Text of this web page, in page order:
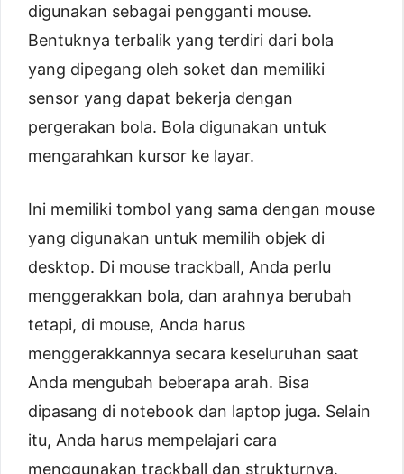
digunakan sebagai pengganti mouse.
Bentuknya terbalik yang terdiri dari bola
yang dipegang oleh soket dan memiliki
sensor yang dapat bekerja dengan
pergerakan bola. Bola digunakan untuk
mengarahkan kursor ke layar.
Ini memiliki tombol yang sama dengan mouse
yang digunakan untuk memilih objek di
desktop. Di mouse trackball, Anda perlu
menggerakkan bola, dan arahnya berubah
tetapi, di mouse, Anda harus
menggerakkannya secara keseluruhan saat
Anda mengubah beberapa arah. Bisa
dipasang di notebook dan laptop juga. Selain
itu, Anda harus mempelajari cara
menggunakan trackball dan strukturnya.